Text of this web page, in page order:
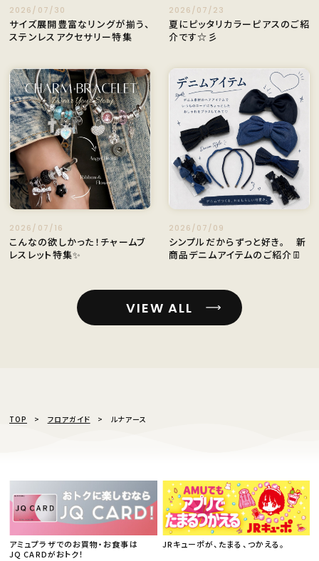
2026/07/30
サイズ展開豊富なリングが揃う、
ステンレスアクセサリー特集
2026/07/23
夏にピッタリカラーピアスのご紹
介です☆彡
2026/07/16
こんなの欲しかった！チャームブ
レスレット特集✨
2026/07/09
シンプルだからずっと好き。 新
商品デニムアイテムのご紹介👖
VIEW ALL
TOP フロアガイド ルナアース
アミュプラザでのお買物・お食事は
JQ CARDがおトク！
JRキューポが、たまる、つかえる。